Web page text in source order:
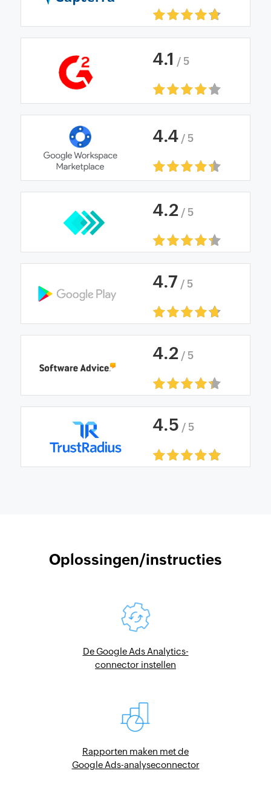
4.1 / 5
4.4 / 5
4.2 / 5
4.7 / 5
4.2 / 5
4.5 / 5
Oplossingen/instructies
De Google Ads Analytics-
connector instellen
Rapporten maken met de
Google Ads-analyseconnector